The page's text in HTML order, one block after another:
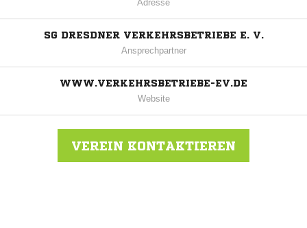
Adresse
SG DRESDNER VERKEHRSBETRIEBE E. V.
Ansprechpartner
WWW.VERKEHRSBETRIEBE-EV.DE
Website
VEREIN KONTAKTIEREN